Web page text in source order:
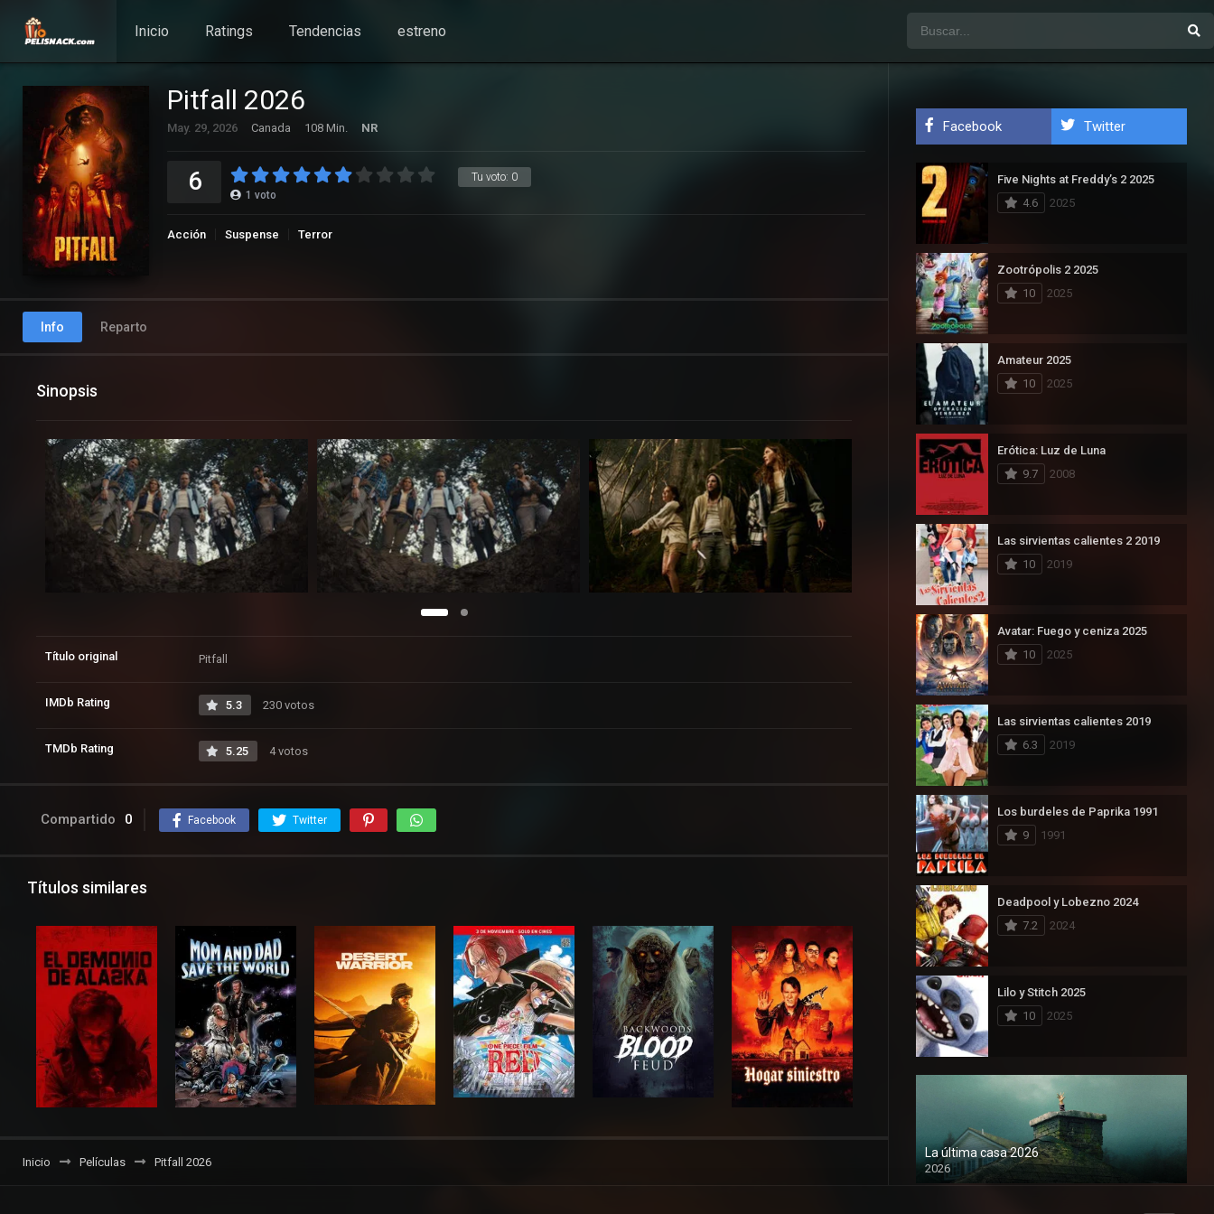
Inicio Ratings Tendencias estreno
Pitfall 2026
May. 29, 2026 Canada 108 Min. NR
Tu voto: 0
6 1 voto
Acción Suspense Terror
Info Reparto
Sinopsis
Título original Pitfall
IMDb Rating 5.3 230 votos
TMDb Rating 5.25 4 votos
Compartido 0 Facebook Twitter
Títulos similares
Inicio Películas Pitfall 2026
Facebook Twitter
Five Nights at Freddy’s 2 2025
4.6
2025
Zootrópolis 2 2025
10
2025
Amateur 2025
10
2025
Erótica: Luz de Luna
9.7
2008
Las sirvientas calientes 2 2019
10
2019
Avatar: Fuego y ceniza 2025
10
2025
Las sirvientas calientes 2019
6.3
2019
Los burdeles de Paprika 1991
9
1991
Deadpool y Lobezno 2024
7.2
2024
Lilo y Stitch 2025
10
2025
La última casa 2026
2026